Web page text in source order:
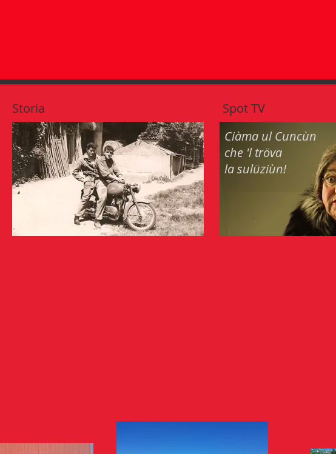
Storia
Spot TV
Ciàma ul Cuncùn
che 'l tröva
la sulüziùn!